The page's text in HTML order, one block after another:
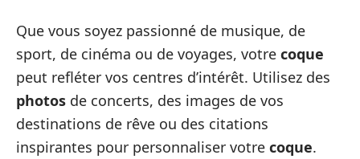
Que vous soyez passionné de musique, de
sport, de cinéma ou de voyages, votre coque
peut refléter vos centres d’intérêt. Utilisez des
photos de concerts, des images de vos
destinations de rêve ou des citations
inspirantes pour personnaliser votre coque.